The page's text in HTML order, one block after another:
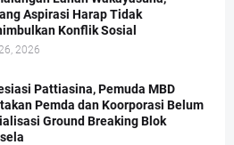
Aspirasi Harap Tidak
Konflik Sosial
2026
Pattiasina, Pemuda MBD
Pemda dan Koorporasi Belum
Ground Breaking Blok